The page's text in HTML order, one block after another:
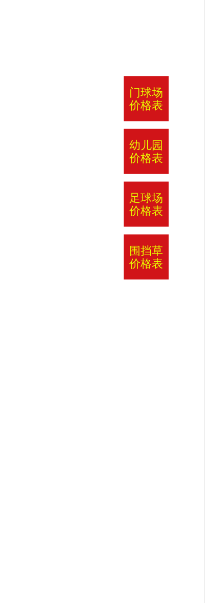
门球场
价格表
幼儿园
价格表
足球场
价格表
围挡草
价格表